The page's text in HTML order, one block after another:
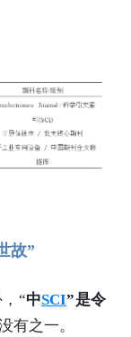
故”
“中SCI”是令
有之一。